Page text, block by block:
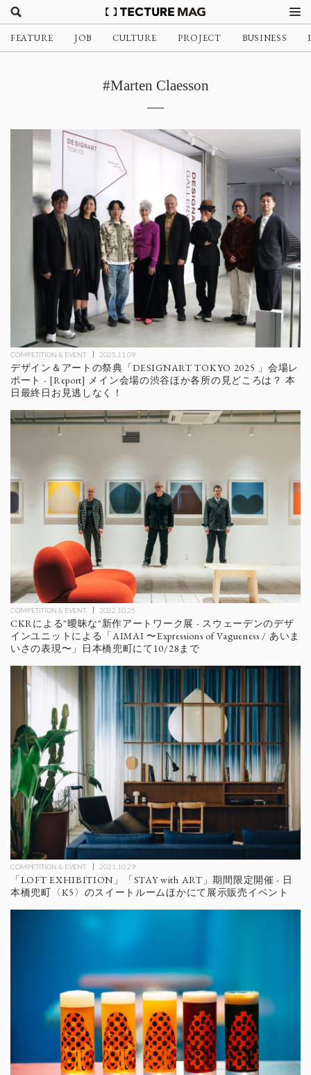
FEATURE JOB CULTURE PROJECT BUSINESS
#Marten Claesson
COMPETITION & EVENT 2025.11.09
デザイン＆アートの祭典「DESIGNART TOKYO 2025 」会場レ
ポート - [Report] メイン会場の渋谷ほか各所の見どころは？ 本
日最終日お見逃しなく！
COMPETITION & EVENT 2022.10.25
CKRによる"曖昧な"新作アートワーク展 - スウェーデンのデザ
インユニットによる「AIMAI 〜Expressions of Vagueness / あいま
いさの表現〜」日本橋兜町にて10/28まで
COMPETITION & EVENT 2021.10.29
「LOFT EXHIBITION」「STAY with ART」期間限定開催 - 日
本橋兜町〈K5〉のスイートルームほかにて展示販売イベント